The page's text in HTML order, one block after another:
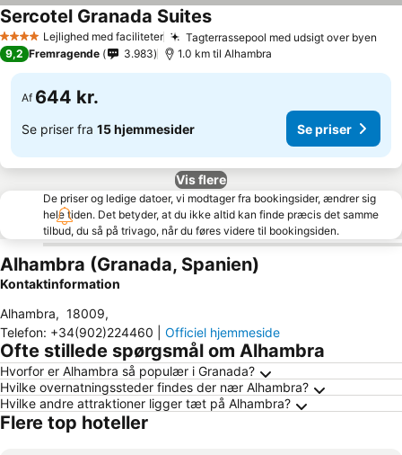
4 StjernerLejlighed med faciliteter Tagterrassepool med udsigt over byen
Sercotel Granada SuitesSe priser
9,2 Fremragende 3.983 1.0 km til Alhambra
Af 644 kr.
Se priser fra 15 hjemmesider Se priser
Vis flere
De priser og ledige datoer, vi modtager fra bookingsider, ændrer sig
hele tiden. Det betyder, at du ikke altid kan finde præcis det samme
tilbud, du så på trivago, når du føres videre til bookingsiden.
Alhambra (Granada, Spanien)
Kontaktinformation
Alhambra, 18009,
Telefon: +34(902)224460 Officiel hjemmeside
Ofte stillede spørgsmål om Alhambra
Hvorfor er Alhambra så populær i Granada?
Hvilke overnatningssteder findes der nær Alhambra?
Hvilke andre attraktioner ligger tæt på Alhambra?
Flere top hoteller